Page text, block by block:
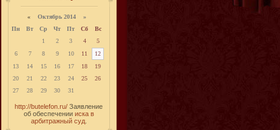
«Октябрь 2014 »
Пн
Вт Ср Чт Пт Сб
Вс
1
2 3 4
5
6
7 8 9 10 11
12
13
14 15 16 17 18
19
20
21 22 23 24 25
26
27
28 29 30 31
http://butelefon.ru/ Заявление
об обеспечении иска в
арбитражный суд.